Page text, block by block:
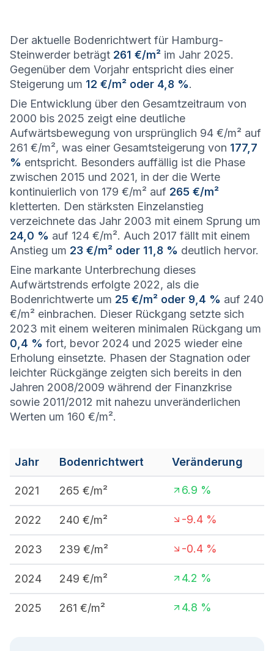
Der aktuelle Bodenrichtwert für Hamburg-
Steinwerder beträgt 261 €/m² im Jahr 2025.
Gegenüber dem Vorjahr entspricht dies einer
Steigerung um 12 €/m² oder 4,8 %.
Die Entwicklung über den Gesamtzeitraum von
2000 bis 2025 zeigt eine deutliche
Aufwärtsbewegung von ursprünglich 94 €/m² auf
261 €/m², was einer Gesamtsteigerung von 177,7
% entspricht. Besonders auffällig ist die Phase
zwischen 2015 und 2021, in der die Werte
kontinuierlich von 179 €/m² auf 265 €/m²
kletterten. Den stärksten Einzelanstieg
verzeichnete das Jahr 2003 mit einem Sprung um
24,0 % auf 124 €/m². Auch 2017 fällt mit einem
Anstieg um 23 €/m² oder 11,8 % deutlich hervor.
Eine markante Unterbrechung dieses
Aufwärtstrends erfolgte 2022, als die
Bodenrichtwerte um 25 €/m² oder 9,4 % auf 240
€/m² einbrachen. Dieser Rückgang setzte sich
2023 mit einem weiteren minimalen Rückgang um
0,4 % fort, bevor 2024 und 2025 wieder eine
Erholung einsetzte. Phasen der Stagnation oder
leichter Rückgänge zeigten sich bereits in den
Jahren 2008/2009 während der Finanzkrise
sowie 2011/2012 mit nahezu unveränderlichen
Werten um 160 €/m².
Jahr Bodenrichtwert Veränderung
2021 265 €/m² 6.9 %
2022 240 €/m² -9.4 %
2023 239 €/m² -0.4 %
2024 249 €/m² 4.2 %
2025 261 €/m² 4.8 %